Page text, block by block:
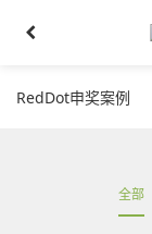
RedDot申奖案例
全部